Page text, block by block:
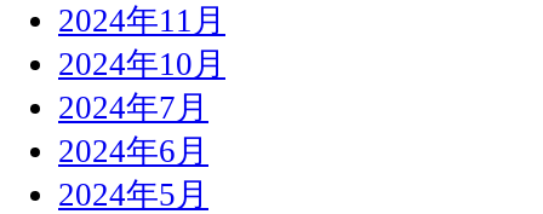
2024年11月
2024年10月
2024年7月
2024年6月
2024年5月